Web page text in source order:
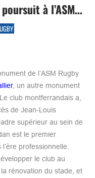
à l’ASM…
de l’ASM Rugby
, un autre monument
club montferrandais a,
de Jean-Louis
supérieur au sein de
est le premier
professionnelle.
le club au
rénovation du stade, et